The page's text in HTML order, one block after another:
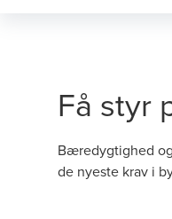
Få styr
Bæredygtighed
de nyeste krav i